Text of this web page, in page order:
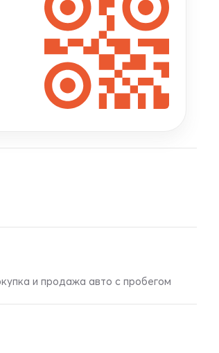
и продажа авто с пробегом